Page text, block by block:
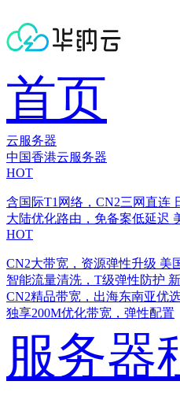
首页
云服务器
中国香港云服务器
HOT
含国际T1网络，CN2三网直连
大陆优化路由，免备案低延迟
HOT
CN2大带宽，资源弹性升级 美
智能流量清洗，T级弹性防护
CN2精品带宽，出海东南亚优
独享200M优化带宽，弹性配置
服务器